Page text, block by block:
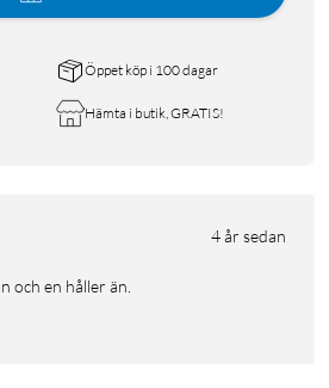
Öppet köp i 100 dagar
Hämta i butik, GRATIS!
4 år sedan
och en håller än.